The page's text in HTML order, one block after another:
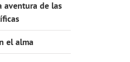
aventura de las
el alma